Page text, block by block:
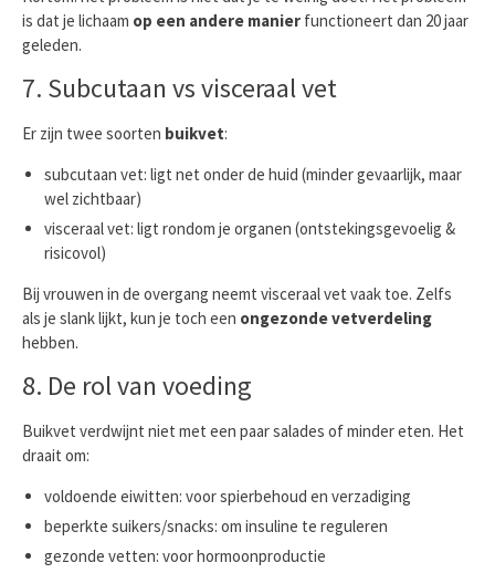
is dat je lichaam op een andere manier functioneert dan 20 jaar
geleden.
7. Subcutaan vs visceraal vet
Er zijn twee soorten buikvet:
subcutaan vet: ligt net onder de huid (minder gevaarlijk, maar
wel zichtbaar)
visceraal vet: ligt rondom je organen (ontstekingsgevoelig &
risicovol)
Bij vrouwen in de overgang neemt visceraal vet vaak toe. Zelfs
als je slank lijkt, kun je toch een ongezonde vetverdeling
hebben.
8. De rol van voeding
Buikvet verdwijnt niet met een paar salades of minder eten. Het
draait om:
voldoende eiwitten: voor spierbehoud en verzadiging
beperkte suikers/snacks: om insuline te reguleren
gezonde vetten: voor hormoonproductie